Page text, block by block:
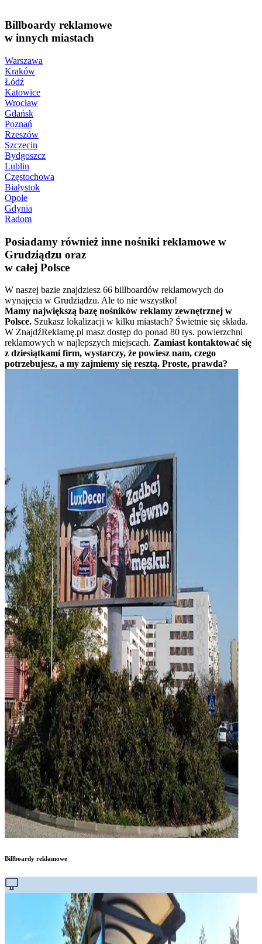
Billboardy reklamowe
w innych miastach
Warszawa
Kraków
Łódź
Katowice
Wrocław
Gdańsk
Poznań
Rzeszów
Szczecin
Bydgoszcz
Lublin
Częstochowa
Białystok
Opole
Gdynia
Radom
Posiadamy również inne nośniki reklamowe w
Grudziądzu oraz
w całej Polsce
W naszej bazie znajdziesz 66 billboardów reklamowych do
wynajęcia w Grudziądzu. Ale to nie wszystko!
Mamy największą bazę nośników reklamy zewnętrznej w
Polsce. Szukasz lokalizacji w kilku miastach? Świetnie się składa.
W ZnajdźReklamę.pl masz dostęp do ponad 80 tys. powierzchni
reklamowych w najlepszych miejscach. Zamiast kontaktować się
z dziesiątkami firm, wystarczy, że powiesz nam, czego
potrzebujesz, a my zajmiemy się resztą. Proste, prawda?
Billboardy reklamowe